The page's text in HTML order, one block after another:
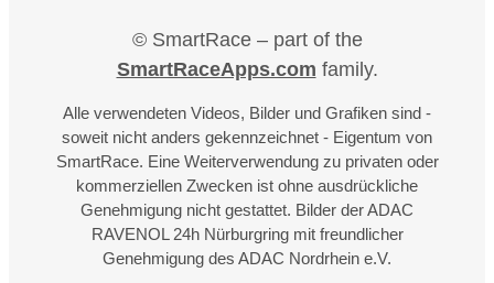
© SmartRace – part of the
SmartRaceApps.com family.
Alle verwendeten Videos, Bilder und Grafiken sind -
soweit nicht anders gekennzeichnet - Eigentum von
SmartRace. Eine Weiterverwendung zu privaten oder
kommerziellen Zwecken ist ohne ausdrückliche
Genehmigung nicht gestattet. Bilder der ADAC
RAVENOL 24h Nürburgring mit freundlicher
Genehmigung des ADAC Nordrhein e.V.